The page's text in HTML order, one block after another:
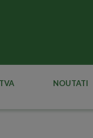
TVA NOUTATI